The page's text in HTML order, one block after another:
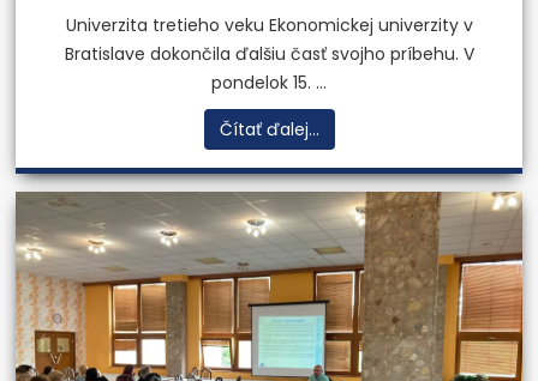
Univerzita tretieho veku Ekonomickej univerzity v
Bratislave dokončila ďalšiu časť svojho príbehu. V
pondelok 15. ...
Čítať ďalej...